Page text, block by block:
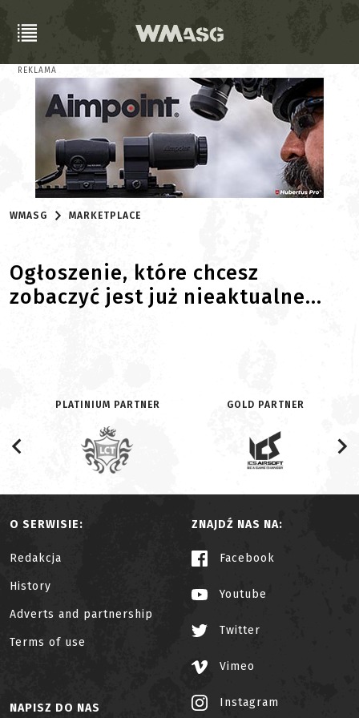
REKLAMA
WMASG MARKETPLACE
Ogłoszenie, które chcesz
zobaczyć jest już nieaktualne...
PLATINIUM PARTNER GOLD PARTNER
O SERWISIE:
Redakcja
History
Adverts and partnership
Terms of use
ZNAJDŹ NAS NA:
Facebook
Youtube
Twitter
Vimeo
Instagram
NAPISZ DO NAS